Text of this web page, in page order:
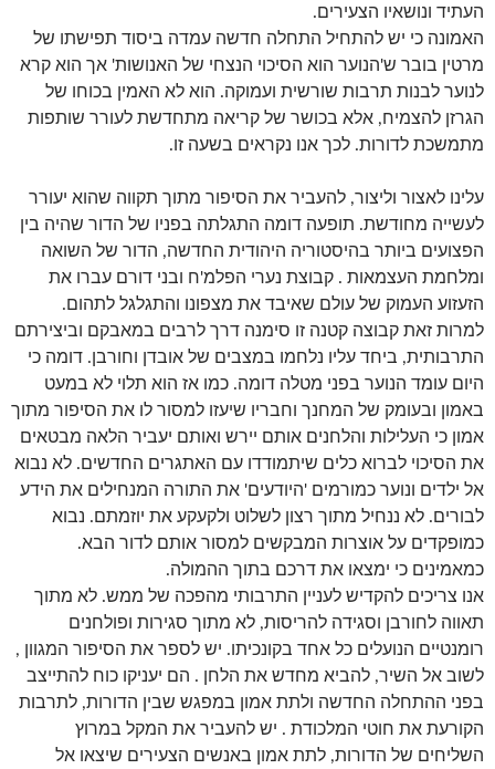
העתיד ונושאיו הצעירים.
האמונה כי יש להתחיל התחלה חדשה עמדה ביסוד תפישתו של
מרטין בובר ש'הנוער הוא הסיכוי הנצחי של האנושות' אך הוא קרא
לנוער לבנות תרבות שורשית ועמוקה. הוא לא האמין בכוחו של
הגרזן להצמיח, אלא בכושר של קריאה מתחדשת לעורר שותפות
מתמשכת לדורות. לכך אנו נקראים בשעה זו.
עלינו לאצור וליצור, להעביר את הסיפור מתוך תקווה שהוא יעורר
לעשייה מחודשת. תופעה דומה התגלתה בפניו של הדור שהיה בין
הפצועים ביותר בהיסטוריה היהודית החדשה, הדור של השואה
ומלחמת העצמאות . קבוצת נערי הפלמ'ח ובני דורם עברו את
הזעזוע העמוק של עולם שאיבד את מצפונו והתגלגל לתהום.
למרות זאת קבוצה קטנה זו סימנה דרך לרבים במאבקם וביצירתם
התרבותית, ביחד עליו נלחמו במצבים של אובדן וחורבן. דומה כי
היום עומד הנוער בפני מטלה דומה. כמו אז הוא תלוי לא במעט
באמון ובעומק של המחנך וחבריו שיעזו למסור לו את הסיפור מתוך
אמון כי העלילות והלחנים אותם יירש ואותם יעביר הלאה מבטאים
את הסיכוי לברוא כלים שיתמודדו עם האתגרים החדשים. לא נבוא
אל ילדים ונוער כמורמים 'היודעים' את התורה המנחילים את הידע
לבורים. לא ננחיל מתוך רצון לשלוט ולקעקע את יוזמתם. נבוא
כמופקדים על אוצרות המבקשים למסור אותם לדור הבא.
כמאמינים כי ימצאו את דרכם בתוך ההמולה.
אנו צריכים להקדיש לעניין התרבותי מהפכה של ממש. לא מתוך
תאווה לחורבן וסגידה להריסות, לא מתוך סגירות ופולחנים
רומנטיים הנועלים כל אחד בקונכיתו. יש לספר את הסיפור המגוון ,
לשוב אל השיר, להביא מחדש את הלחן . הם יעניקו כוח להתייצב
בפני ההתחלה החדשה ולתת אמון במפגש שבין הדורות, לתרבות
הקורעת את חוטי המלכודת . יש להעביר את המקל במרוץ
השליחים של הדורות, לתת אמון באנשים הצעירים שיצאו אל